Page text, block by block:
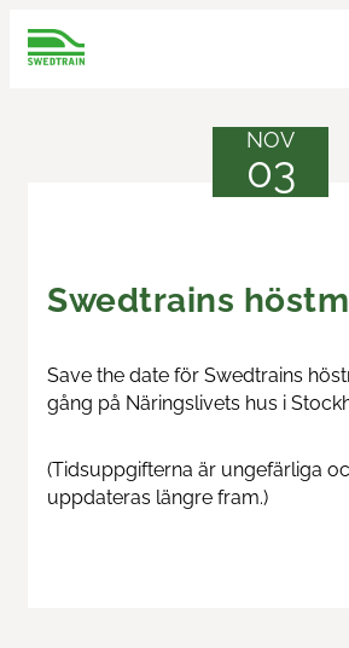
Innotrans
Meet the Buyer
Swedtrains
Save the date för Swedtrains
gång på Näringslivets hus i
(Tidsuppgifterna är ungefärliga
uppdateras längre fram.)
NOV
03